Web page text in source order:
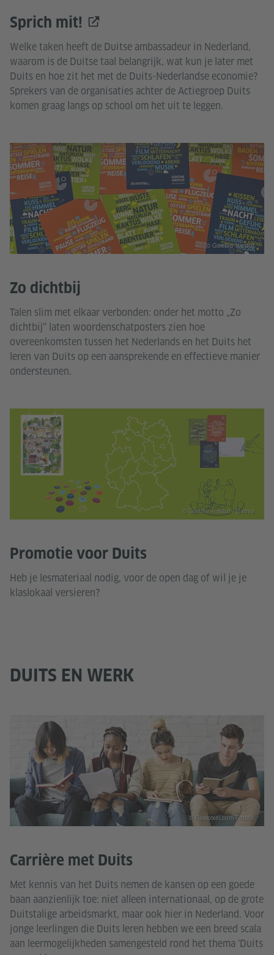
Sprich mit!
Welke taken heeft de Duitse ambassadeur in Nederland,
waarom is de Duitse taal belangrijk, wat kun je later met
Duits en hoe zit het met de Duits-Nederlandse economie?
Sprekers van de organisaties achter de Actiegroep Duits
komen graag langs op school om het uit te leggen.
Zo dichtbij
Talen slim met elkaar verbonden: onder het motto „Zo
dichtbij“ laten woordenschatposters zien hoe
overeenkomsten tussen het Nederlands en het Duits het
leren van Duits op een aansprekende en effectieve manier
ondersteunen.
© Goethe-Institut
Promotie voor Duits
Heb je lesmateriaal nodig, voor de open dag of wil je je
klaslokaal versieren?
© Goethe-Institut / Canva
DUITS EN WERK
Carrière met Duits
Met kennis van het Duits nemen de kansen op een goede
baan aanzienlijk toe: niet alleen internationaal, op de grote
Duitstalige arbeidsmarkt, maar ook hier in Nederland. Voor
jonge leerlingen die Duits leren hebben we een breed scala
aan leermogelijkheden samengesteld rond het thema ‘Duits
© Rawpixel.com/Fotolia